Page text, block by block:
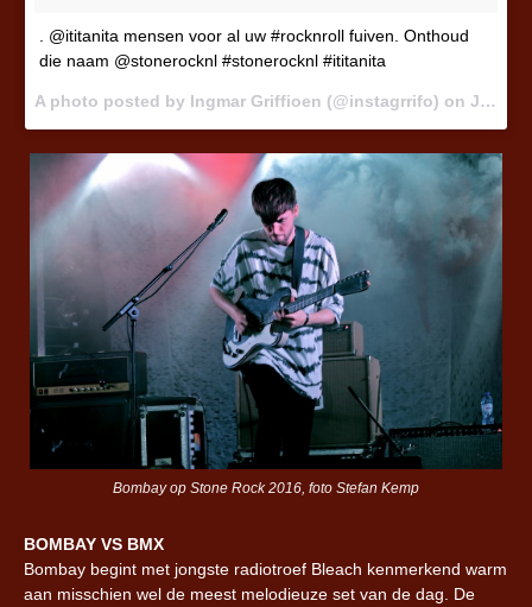
. @ititanita mensen voor al uw #rocknroll fuiven. Onthoud
die naam @stonerocknl #stonerocknl #ititanita
A photo posted by Ingmar Griffioen (@instagrrifo) on Jul 9, 2016 at 9:04am PDT
Bombay op Stone Rock 2016, foto Stefan Kemp
BOMBAY VS BMX
Bombay begint met jongste radiotroef Bleach kenmerkend warm
aan misschien wel de meest melodieuze set van de dag. De